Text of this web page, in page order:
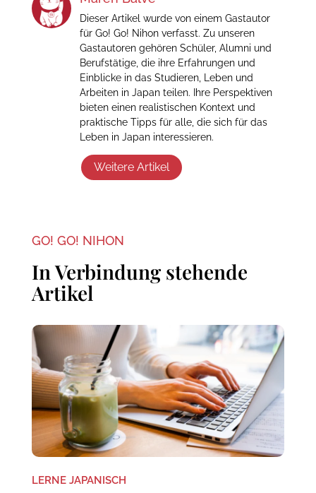
Dieser Artikel wurde von einem Gastautor
für Go! Go! Nihon verfasst. Zu unseren
Gastautoren gehören Schüler, Alumni und
Berufstätige, die ihre Erfahrungen und
Einblicke in das Studieren, Leben und
Arbeiten in Japan teilen. Ihre Perspektiven
bieten einen realistischen Kontext und
praktische Tipps für alle, die sich für das
Leben in Japan interessieren.
Weitere Artikel
GO! GO! NIHON
In Verbindung stehende
Artikel
LERNE JAPANISCH